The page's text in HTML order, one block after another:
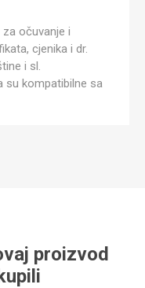
očuvanje i
cjenika i dr.
i sl.
su kompatibilne sa
proizvod